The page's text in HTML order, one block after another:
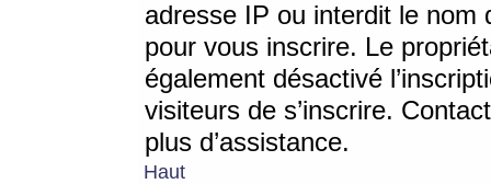
adresse IP ou interdit le nom
pour vous inscrire. Le
également désactivé
visiteurs de s’inscrire.
plus d’assistance.
Haut